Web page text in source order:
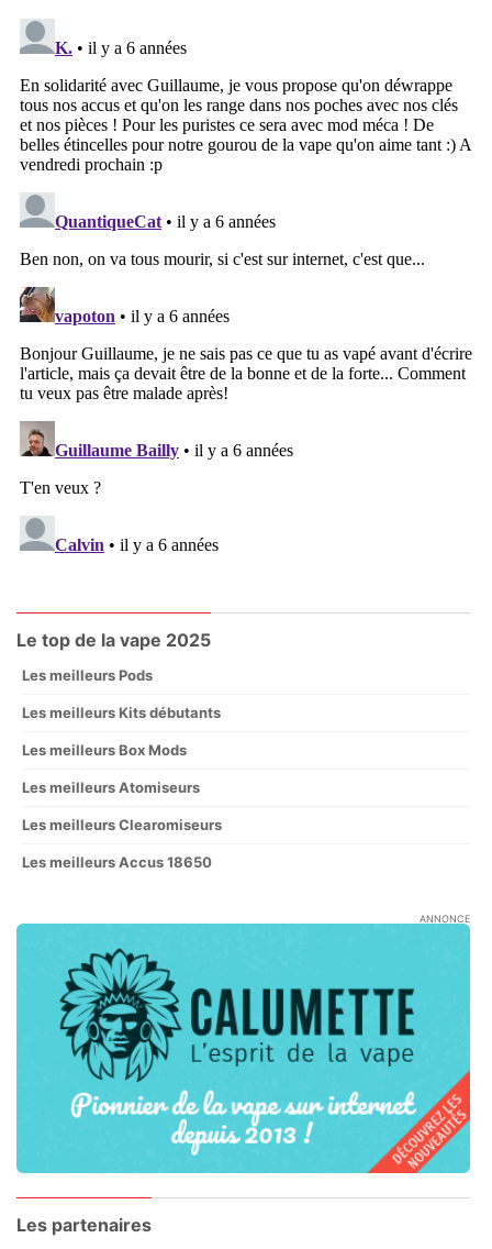
Le top de la vape 2025
Les meilleurs Pods
Les meilleurs Kits débutants
Les meilleurs Box Mods
Les meilleurs Atomiseurs
Les meilleurs Clearomiseurs
Les meilleurs Accus 18650
ANNONCE
Les partenaires